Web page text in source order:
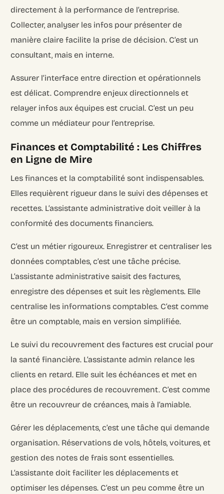
directement à la performance de l’entreprise.
Collecter, analyser les infos pour présenter de
manière claire facilite la prise de décision. C’est un
consultant, mais en interne.
Assurer l’interface entre direction et opérationnels
est délicat. Comprendre enjeux directionnels et
relayer infos aux équipes est crucial. C’est un peu
comme un médiateur pour l’entreprise.
Finances et Comptabilité : Les Chiffres
en Ligne de Mire
Les finances et la comptabilité sont indispensables.
Elles requièrent rigueur dans le suivi des dépenses et
recettes. L’assistante administrative doit veiller à la
conformité des documents financiers.
C’est un métier rigoureux. Enregistrer et centraliser les
données comptables, c’est une tâche précise.
L’assistante administrative saisit des factures,
enregistre des dépenses et suit les règlements. Elle
centralise les informations comptables. C’est comme
être un comptable, mais en version simplifiée.
Le suivi du recouvrement des factures est crucial pour
la santé financière. L’assistante admin relance les
clients en retard. Elle suit les échéances et met en
place des procédures de recouvrement. C’est comme
être un recouvreur de créances, mais à l’amiable.
Gérer les déplacements, c’est une tâche qui demande
organisation. Réservations de vols, hôtels, voitures, et
gestion des notes de frais sont essentielles.
L’assistante doit faciliter les déplacements et
optimiser les dépenses. C’est un peu comme être un